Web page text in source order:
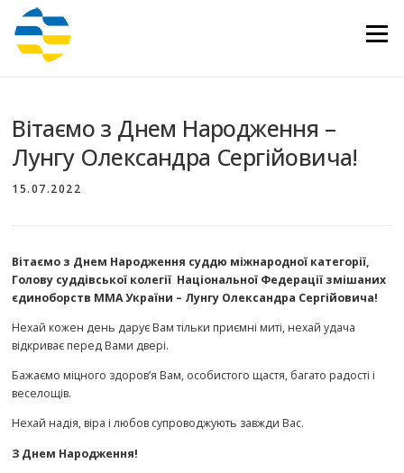
Перейти
вмісту
Меню
Вітаємо з Днем ​​Народження –
Лунгу Олександра Сергійовича!
15.07.2022
Вітаємо з Днем ​​Народження суддю міжнародної категорії,
Голову суддівської колегії Національної Федерації змішаних
єдиноборств ММА України – Лунгу Олександра Сергійовича!
Нехай кожен день дарує Вам тільки приємні миті, нехай удача
відкриває перед Вами двері.
Бажаємо міцного здоров’я Вам, особистого щастя, багато радості і
веселощів.
Нехай надія, віра і любов супроводжують завжди Вас.
З Днем ​​Народження!